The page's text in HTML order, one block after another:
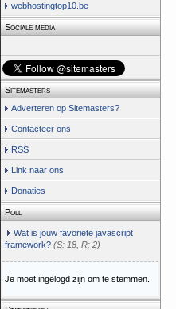
webhostingtop10.be
Sociale media
Sitemasters
Adverteren op Sitemasters?
Contacteer ons
RSS
Link naar ons
Donaties
Poll
Wat is jouw favoriete javascript
framework? (S: 18 R: 2)
Je moet ingelogd zijn om te stemmen.